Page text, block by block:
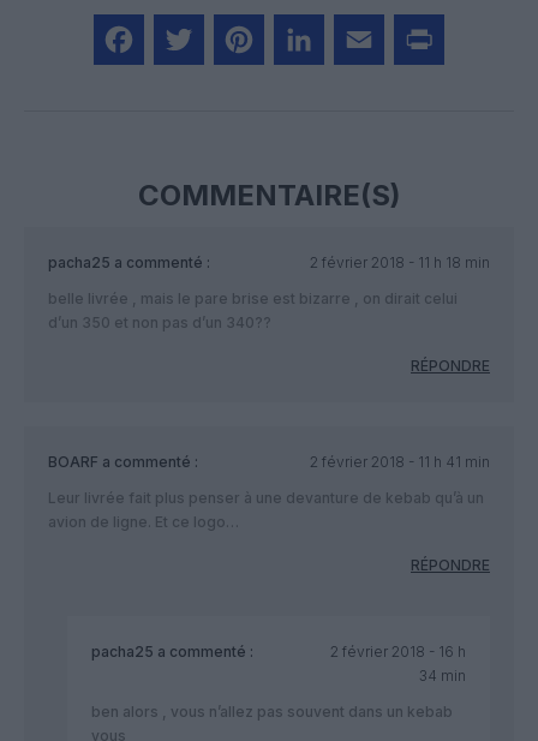
COMMENTAIRE(S)
pacha25 a commenté :
2 février 2018 - 11 h 18 min
belle livrée , mais le pare brise est bizarre , on dirait celui
d’un 350 et non pas d’un 340??
RÉPONDRE
BOARF a commenté :
2 février 2018 - 11 h 41 min
Leur livrée fait plus penser à une devanture de kebab qu’à un
avion de ligne. Et ce logo…
RÉPONDRE
pacha25 a commenté :
2 février 2018 - 16 h
34 min
ben alors , vous n’allez pas souvent dans un kebab
vous